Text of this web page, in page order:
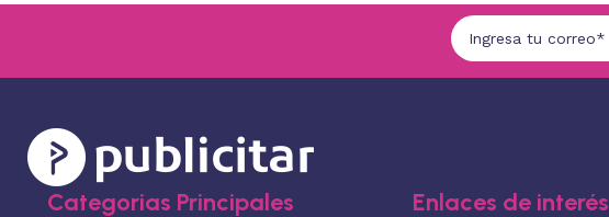
Categorias Principales Enlaces de interés